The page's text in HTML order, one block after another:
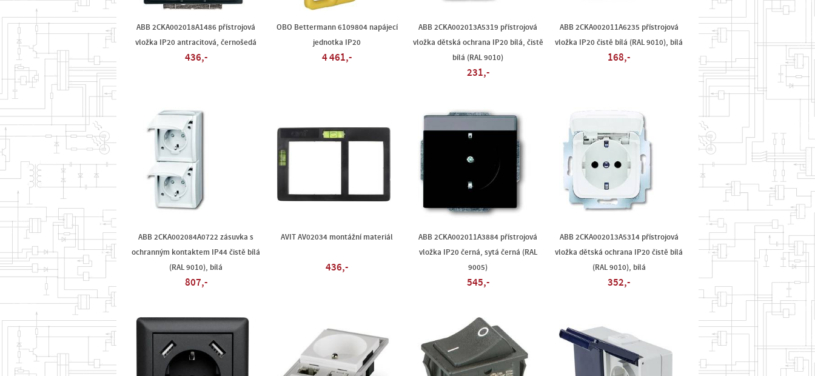
ABB 2CKA002018A1486 přístrojová
vložka IP20 antracitová, černošedá
436,-
OBO Bettermann 6109804 napájecí
jednotka IP20
4 461,-
ABB 2CKA002013A5319 přístrojová
vložka dětská ochrana IP20 bílá, čistě
bílá (RAL 9010)
231,-
ABB 2CKA002011A6235 přístrojová
vložka IP20 čistě bílá (RAL 9010), bílá
168,-
ABB 2CKA002084A0722 zásuvka s
ochranným kontaktem IP44 čistě bílá
(RAL 9010), bílá
807,-
AVIT AV02034 montážní materiál
436,-
ABB 2CKA002011A3884 přístrojová
vložka IP20 černá, sytá černá (RAL
9005)
545,-
ABB 2CKA002013A5314 přístrojová
vložka dětská ochrana IP20 čistě bílá
(RAL 9010), bílá
352,-